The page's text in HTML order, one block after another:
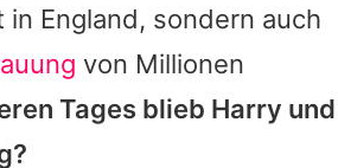
England, sondern auch
von Millionen
Tages blieb Harry und